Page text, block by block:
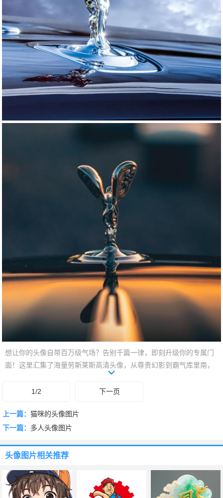
想让你的头像自带百万级气场？告别千篇一律，即刻升级你的专属门
面！这里汇集了海量劳斯莱斯高清头像，从尊贵幻影到霸气库里南，
每一张都流淌着奢华与品位。一键换上，让你的社交主页瞬间提升格
调。无需言语，你的头像就能彰显不凡。是时候，让品位从头像开
1/2 下一页
上一篇： 猫咪的头像图片
下一篇： 多人头像图片
头像图片相关推荐